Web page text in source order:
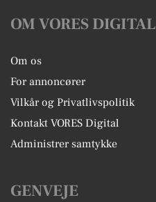
OM VORES DIGITAL
Om os
For annoncører
Vilkår og Privatlivspolitik
Kontakt VORES Digital
Administrer samtykke
GENVEJE